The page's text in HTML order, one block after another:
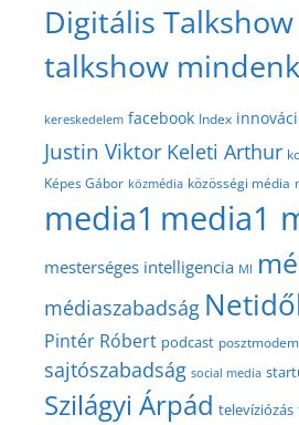
Digitális Talkshow
talkshow
kereskedelem facebook Index
Justin Viktor Keleti Arthur
Képes Gábor közmédia közösségi média
media1 media1
mesterséges intelligencia MI
médiaszabadság
Pintér Róbert podcast posztmodem
sajtószabadság social media
Szilágyi Árpád televíziózás